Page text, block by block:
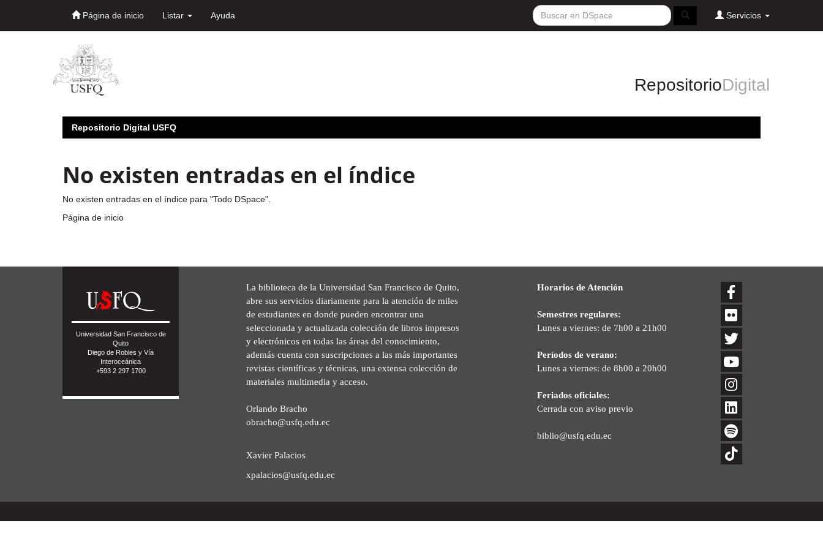
Página de inicio Listar Ayuda Servicios
RepositorioDigital
Repositorio Digital USFQ
No existen entradas en el índice
No existen entradas en el índice para "Todo DSpace".
Página de inicio
Universidad San Francisco de
Quito
Diego de Robles y Vía
Interoceánica
+593 2 297 1700
La biblioteca de la Universidad San Francisco de Quito,
abre sus servicios diariamente para la atención de miles
de estudiantes en donde pueden encontrar una
seleccionada y actualizada colección de libros impresos
y electrónicos en todas las áreas del conocimiento,
además cuenta con suscripciones a las más importantes
revistas científicas y técnicas, una extensa colección de
materiales multimedia y acceso.
Orlando Bracho
obracho@usfq.edu.ec
Xavier Palacios
xpalacios@usfq.edu.ec
Horarios de Atención
Semestres regulares:
Lunes a viernes: de 7h00 a 21h00
Períodos de verano:
Lunes a viernes: de 8h00 a 20h00
Feriados oficiales:
Cerrada con aviso previo
biblio@usfq.edu.ec